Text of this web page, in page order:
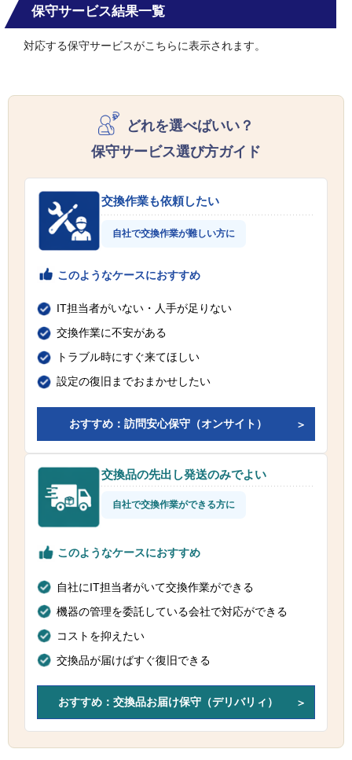
保守サービス結果一覧
対応する保守サービスがこちらに表示されます。
どれを選べばいい？
保守サービス選び方ガイド
交換作業も依頼したい
自社で交換作業が難しい方に
このようなケースにおすすめ
IT担当者がいない・人手が足りない
交換作業に不安がある
トラブル時にすぐ来てほしい
設定の復旧までおまかせしたい
おすすめ：訪問安心保守（オンサイト）
交換品の先出し発送のみでよい
自社で交換作業ができる方に
このようなケースにおすすめ
自社にIT担当者がいて交換作業ができる
機器の管理を委託している会社で対応ができる
コストを抑えたい
交換品が届けばすぐ復旧できる
おすすめ：交換品お届け保守（デリバリィ）